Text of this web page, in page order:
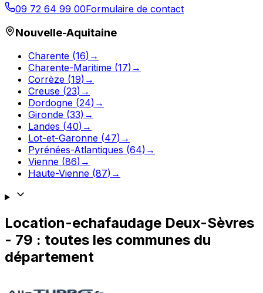
09 72 64 99 00Formulaire de contact
Nouvelle-Aquitaine
Charente (16) →
Charente-Maritime (17) →
Corrèze (19) →
Creuse (23) →
Dordogne (24) →
Gironde (33) →
Landes (40) →
Lot-et-Garonne (47) →
Pyrénées-Atlantiques (64) →
Vienne (86) →
Haute-Vienne (87) →
Location-echafaudage Deux-Sèvres
- 79 : toutes les communes du
département